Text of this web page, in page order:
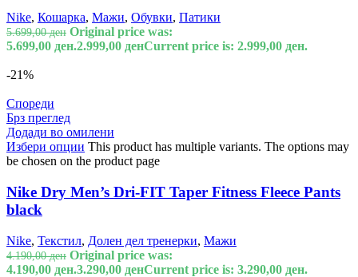
Nike, Кошарка, Мажи, Обувки, Патики
5.699,00ден Original price was:
5.699,00 ден.2.999,00 денCurrent price is: 2.999,00 ден.
-21%
Спореди
Брз преглед
Додади во омилени
Избери опции This product has multiple variants. The options may
be chosen on the product page
Nike Dry Men’s Dri-FIT Taper Fitness Fleece Pants
black
Nike, Текстил, Долен дел тренерки, Мажи
4.190,00ден Original price was:
4.190,00 ден.3.290,00 денCurrent price is: 3.290,00 ден.